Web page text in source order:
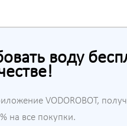
воду
VODOROBOT,
на все покупки.